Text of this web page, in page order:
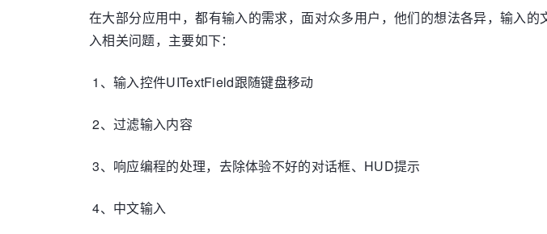
在大部分应用中，都有输入的需求，面对众多用户，他们的想法各异，输入
入相关问题，主要如下：
1、输入控件UITextField跟随键盘移动
2、过滤输入内容
3、响应编程的处理，去除体验不好的对话框、HUD提示
4、中文输入